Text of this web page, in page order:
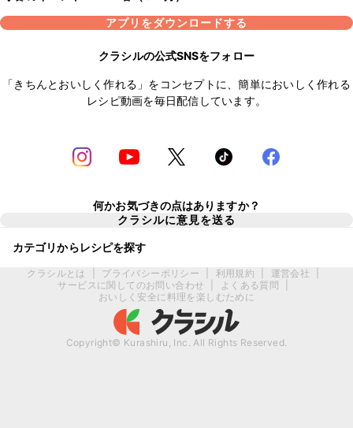
アプリをダウンロードする
クラシルの公式SNSをフォロー
「きちんとおいしく作れる」をコンセプトに、簡単においしく作れる
レシピ動画を毎日配信しています。
何かお気づきの点はありますか？
クラシルに意見を送る
カテゴリからレシピを探す
クラシルとは プライバシーポリシー 利用規約 運営会社
サービスに関してのお問い合わせ
よくある質問
おいしく安全に料理を楽しむために
Copyright© Kurashiru, Inc. All Rights Reserved.